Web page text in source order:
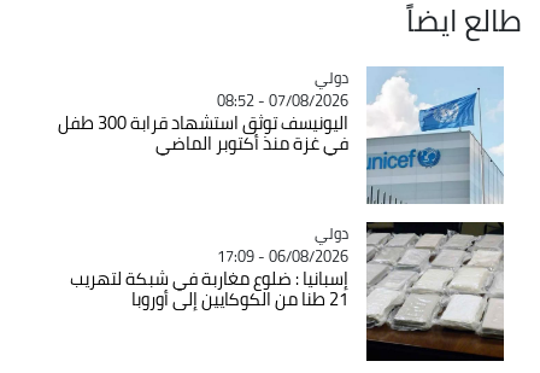
طالع ايضاً
Catégorie
دولي
07/08/2026 - 08:52
اليونيسف توثق استشهاد قرابة 300 طفل
في غزة منذ أكتوبر الماضي
Catégorie
دولي
06/08/2026 - 17:09
إسبانيا : ضلوع مغاربة في شبكة لتهريب
21 طنا من الكوكايين إلى أوروبا